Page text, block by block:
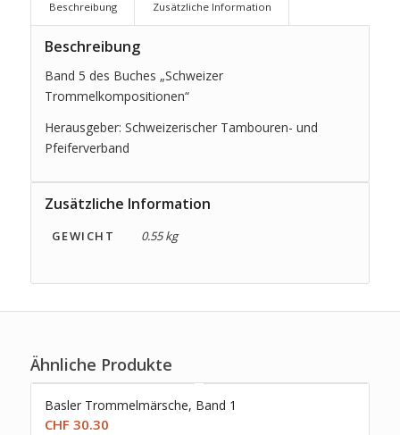
Beschreibung Zusätzliche Information
Beschreibung
Band 5 des Buches „Schweizer
Trommelkompositionen“
Herausgeber: Schweizerischer Tambouren- und
Pfeiferverband
Zusätzliche Information
GEWICHT 0.55 kg
Ähnliche Produkte
Basler Trommelmärsche, Band 1
CHF 30.30